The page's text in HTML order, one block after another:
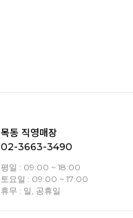
목동 직영매장
02-3663-3490
평일 : 09:00 ~ 18:00
토요일 : 09:00 ~ 17:00
휴무 : 일, 공휴일